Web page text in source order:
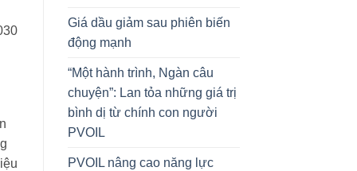
Giá dầu giảm sau phiên biến
động mạnh
“Một hành trình, Ngàn câu
chuyện”: Lan tỏa những giá trị
bình dị từ chính con người
PVOIL
PVOIL nâng cao năng lực